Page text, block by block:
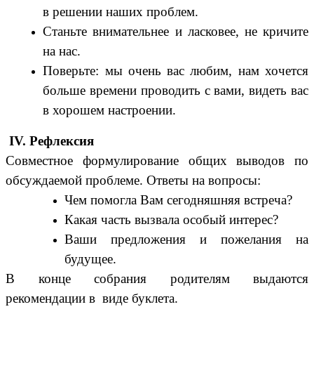
в решении наших проблем.
Станьте внимательнее и ласковее, не кричите
на нас.
Поверьте: мы очень вас любим, нам хочется
больше времени проводить с вами, видеть вас
в хорошем настроении.
IV. Рефлексия
Совместное формулирование общих выводов по
обсуждаемой проблеме. Ответы на вопросы:
Чем помогла Вам сегодняшняя встреча?
Какая часть вызвала особый интерес?
Ваши предложения и пожелания на
будущее.
В конце собрания родителям выдаются
рекомендации в виде буклета.